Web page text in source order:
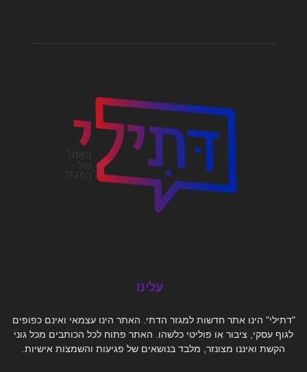
עלינו
"דתילי" הינו אתר חדשות למגזר הדתי. האתר הינו עצמאי ואינם כפופים
לגוף עסקי, ציבור או פוליטי כלשהו. האתר פתוח לכל הכותבים מכל גוני
הקשת ואיננו מצונזר, מלבד בנושאים של פגיעות והשמצות אישיות.